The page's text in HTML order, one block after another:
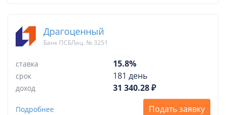
Драгоценный
Банк ПСБЛиц. № 3251
15.8%
ставка
181 день
срок
31 340.28 ₽
доход
Подробнее Подать заявку